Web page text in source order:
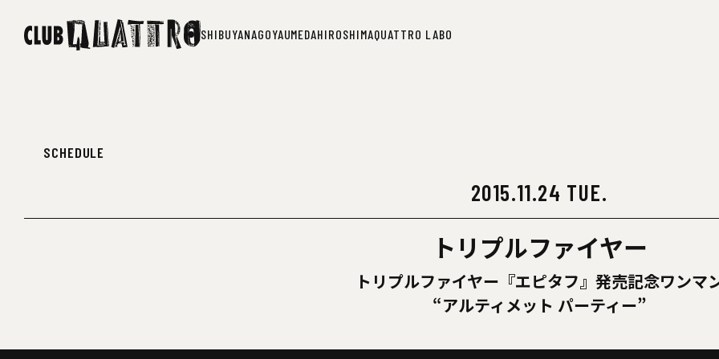
SHIBUYANAGOYAUMEDAHIROSHIMAQUATTRO LABO
SCHEDULE
2015.11.24 TUE.
トリプルファイヤー
トリプルファイヤー『エピタフ』発売記念ワンマ
“アルティメット パーティー”